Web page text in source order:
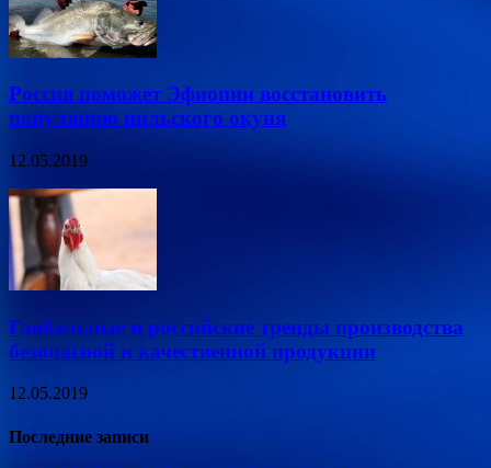
Россия поможет Эфиопии восстановить
популяцию нильского окуня
12.05.2019
Глобальные и российские тренды производства
безопасной и качественной продукции
12.05.2019
Последние записи